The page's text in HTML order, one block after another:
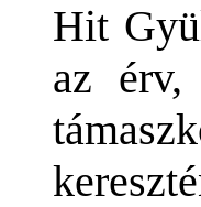
Hit
az érv,